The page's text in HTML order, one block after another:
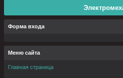
Форма входа
Меню сайта
Главная страница